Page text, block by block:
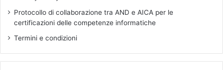
Protocollo di collaborazione tra AND e AICA per le
certificazioni delle competenze informatiche
Termini e condizioni